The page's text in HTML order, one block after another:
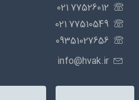
77526012 021
77510549 021
09351027656
info@hvak.ir